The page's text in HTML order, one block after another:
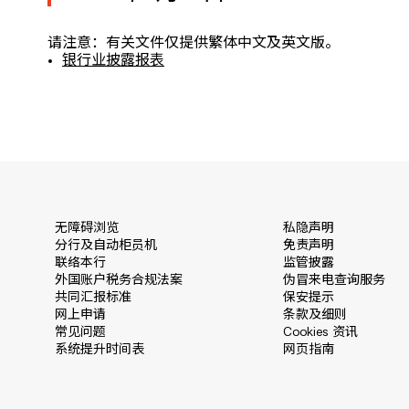
请注意：有关文件仅提供繁体中文及英文版。
银行业披露报表
无障碍浏览
分行及自动柜员机
联络本行
外国账户税务合规法案
共同汇报标准
网上申请
常见问题
系统提升时间表
私隐声明
免责声明
监管披露
伪冒来电查询服务
保安提示
条款及细则
Cookies 资讯
网页指南